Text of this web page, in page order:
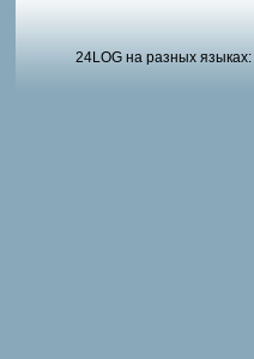
24LOG на разных языках: